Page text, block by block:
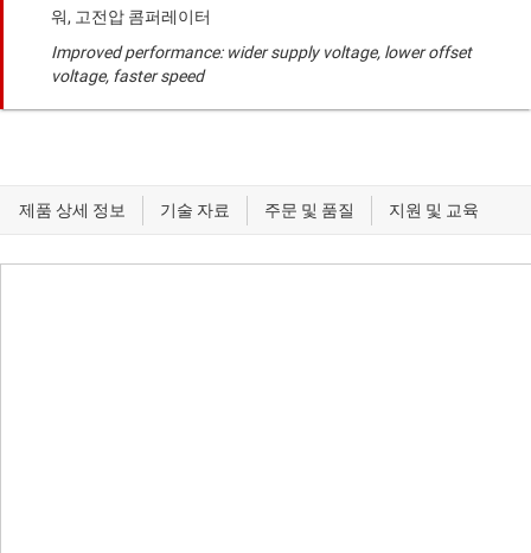
워, 고전압 콤퍼레이터
Improved performance: wider supply voltage, lower offset
voltage, faster speed